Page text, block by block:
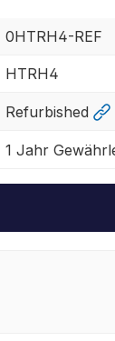
0HTRH4-REF
HTRH4
Refurbished
1 Jahr